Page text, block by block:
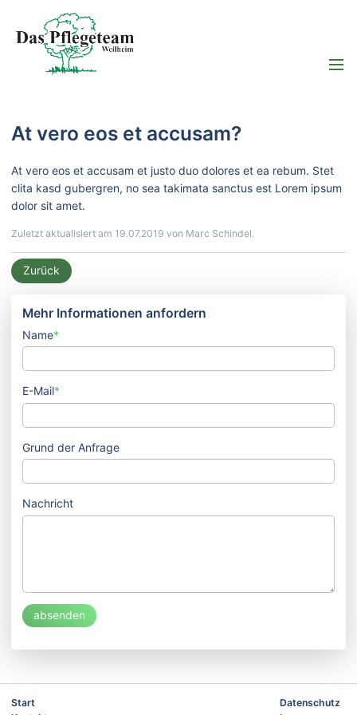
At vero eos et accusam?
At vero eos et accusam et justo duo dolores et ea rebum. Stet
clita kasd gubergren, no sea takimata sanctus est Lorem ipsum
dolor sit amet.
Zuletzt aktualisiert am 19.07.2019 von Marc Schindel.
Zurück
Mehr Informationen anfordern
Name*
E-Mail*
Grund der Anfrage
Nachricht
absenden
Start
Datenschutz